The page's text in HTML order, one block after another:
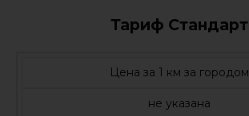
Тариф Стандарт
Цена за 1 км за городом
не указана